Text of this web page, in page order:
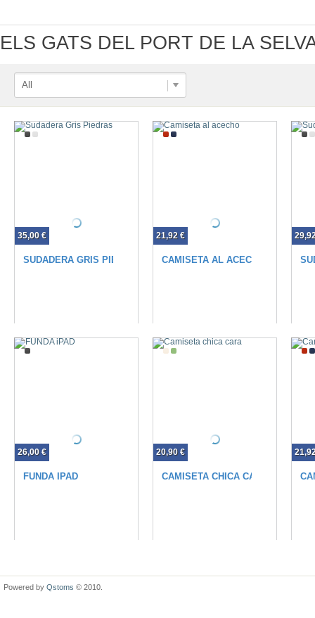
ELS GATS DEL PORT DE LA
All
SUDADERA GRIS PIEDRAS
35,00 €
CAMISETA AL ACECHO
21,92 €
FUNDA IPAD
26,00 €
CAMISETA CHICA CARA
20,90 €
Powered by Qstoms © 2010.